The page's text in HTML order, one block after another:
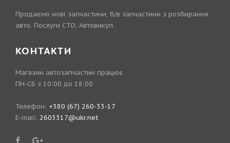
Продаємо нові запчастини, б/в запчастини з розбирання
авто. Послуги СТО. Автовикуп.
КОНТАКТИ
Магазин автозапчастин працює
ПН-СБ з 10:00 до 18:00
Телефон: +380 (67) 260-33-17
E-mail: 2603317@ukr.net